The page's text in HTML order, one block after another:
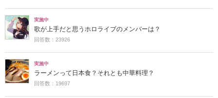
実施中
歌が上手だと思うホロライブのメンバーは？
回答数：23926
実施中
ラーメンって日本食？それとも中華料理？
回答数：19697